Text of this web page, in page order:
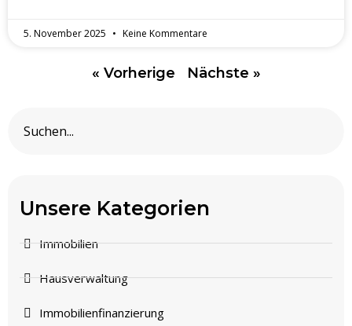
5. November 2025 Keine Kommentare
« Vorherige Nächste »
Unsere Kategorien
Immobilien
Hausverwaltung
Immobilienfinanzierung